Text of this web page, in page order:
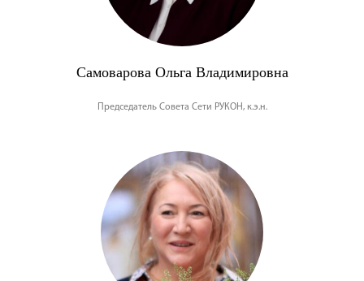
Самоварова Ольга Владимировна
Председатель Совета Сети РУКОН, к.э.н.